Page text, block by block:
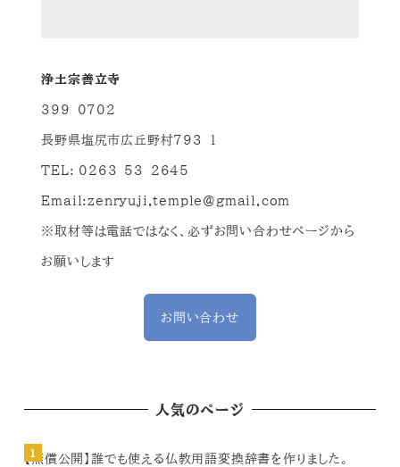
浄土宗善立寺
399-0702
長野県塩尻市広丘野村793-1
TEL: 0263-53-2645
Email:zenryuji.temple@gmail.com
※取材等は電話ではなく、必ずお問い合わせページから
お願いします
お問い合わせ
人気のページ
【無償公開】誰でも使える仏教用語変換辞書を作りました。